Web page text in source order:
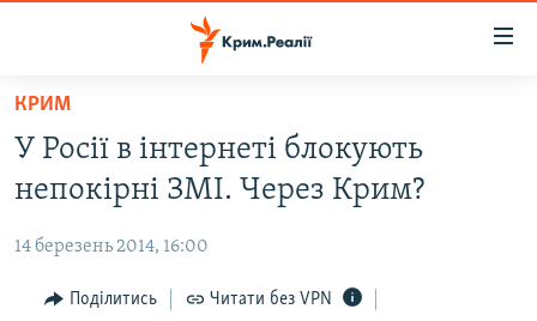
Перейти
основного
матеріалу
до
навігації
ВІДЕО ТА ФОТО
ПОЛІТИКА
БЛОГИ
КРИМ
У Росії в інтернеті блокують
непокірні ЗМІ. Через Крим?
14 березень 2014, 16:00
Поділитись Читати без VPN